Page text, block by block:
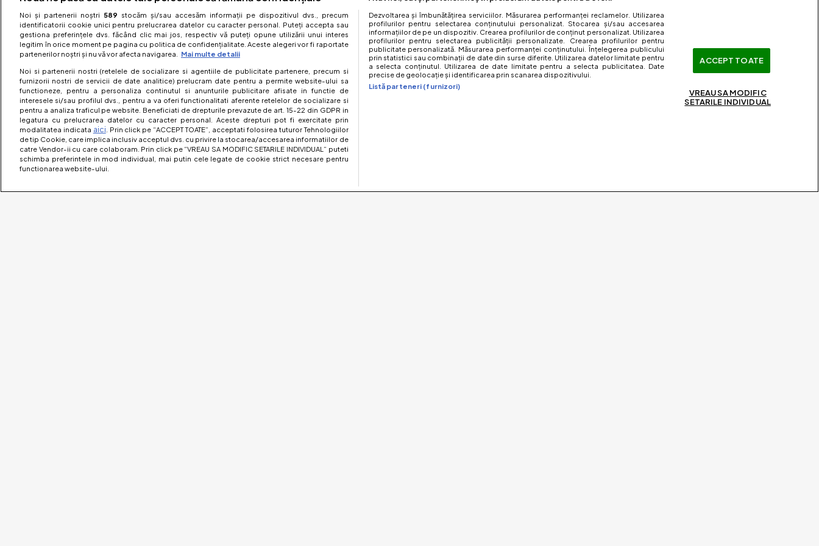
Noi și partenerii noștri 589 stocăm și/sau accesăm informații pe dispozitivul dvs., precum
identificatorii cookie unici pentru prelucrarea datelor cu caracter personal. Puteți accepta sau
gestiona preferințele dvs. făcând clic mai jos, respectiv vă puteți opune utilizării unui interes
legitim în orice moment pe pagina cu politica de confidențialitate. Aceste alegeri vor fi raportate
partenerilor noștri și nu vă vor afecta navigarea.
Mai multe detalii
Noi si partenerii nostri (retelele de socializare si agentiile de publicitate partenere, precum si
furnizorii nostri de servicii de date analitice) prelucram date pentru a permite website-ului sa
functioneze, pentru a personaliza continutul si anunturile publicitare afisate in functie de
interesele si/sau profilul dvs., pentru a va oferi functionalitati aferente retelelor de socializare si
pentru a analiza traficul pe website. Beneficiati de drepturile prevazute de art. 15-22 din GDPR in
legatura cu prelucrarea datelor cu caracter personal. Aceste drepturi pot fi exercitate prin
modalitatea indicata aici . Prin click pe “ACCEPT TOATE”, acceptati folosirea tuturor Tehnologiilor
de tip Cookie, care implica inclusiv acceptul dvs. cu privire la stocarea/accesarea informatiilor de
catre Vendor-ii cu care colaboram. Prin click pe “VREAU SA MODIFIC SETARILE INDIVIDUAL” puteti
schimba preferintele in mod individual, mai putin cele legate de cookie strict necesare pentru
functionarea website-ului.
Dezvoltarea și îmbunătățirea serviciilor. Măsurarea performanței reclamelor. Utilizarea
profilurilor pentru selectarea conținutului personalizat. Stocarea și/sau accesarea
informațiilor de pe un dispozitiv. Crearea profilurilor de conținut personalizat. Utilizarea
profilurilor pentru selectarea publicității personalizate. Crearea profilurilor pentru
publicitate personalizată. Măsurarea performanței conținutului. Înțelegerea publicului
prin statistici sau combinații de date din surse diferite. Utilizarea datelor limitate pentru
a selecta conținutul. Utilizarea de date limitate pentru a selecta publicitatea. Date
precise de geolocație și identificarea prin scanarea dispozitivului.
Listă parteneri (furnizori)
ACCEPT TOATE
VREAU SA MODIFIC
SETARILE INDIVIDUAL